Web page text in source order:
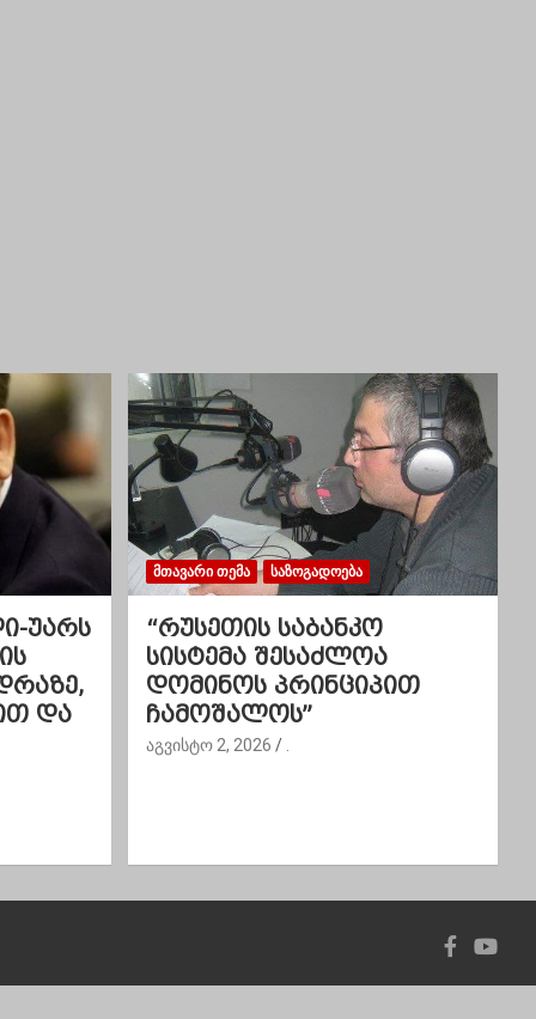
უარს
და
ᲛᲗᲐᲕᲐᲠᲘ ᲗᲔᲛᲐ ᲡᲐᲖᲝᲒᲐᲓᲝᲔᲑᲐ
“რუსეთის საბანკო
სისტემა შესაძლოა
დომინოს პრინციპით
ჩამოშალოს”
აგვისტო 2, 2026